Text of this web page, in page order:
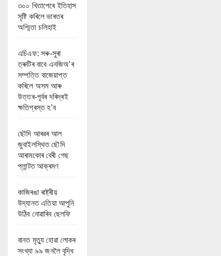
৩০০ খিতাপেৰে ইতিহাস
সৃষ্টি কৰিলে ভাৰতৰ
অশ্মিতা চলিহাই
এচিএফ: সৰু-সুৰা
ত্ৰুটিৰ বাবে এনজিঅ’ৰ
সম্পত্তি বাজেয়াপ্ত
কৰিলে অসম আৰু
উত্তৰ-পূৰ্বৰ দৰিদ্ৰই
ক্ষতিগ্ৰস্ত হ’ব
ছৌদি আৰৱৰ আল
জুবাইলস্থিত ছৌদি
আৰামকোৰ বেৰী গেছ
প্লান্টত আক্ৰমণ
কাজিৰঙা ৰাষ্ট্ৰীয়
উদ্যানত এতিয়া আপুনি
উঠিব নোৱাৰিব ছেলফি
বানত মৃত্যু হোৱা লোকৰ
সংখ্যা ৯৯ জনলৈ বৃদ্ধি